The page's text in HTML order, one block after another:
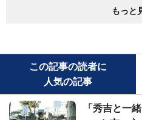
もっと
この記事の読者に
人気の記事
「秀吉と一